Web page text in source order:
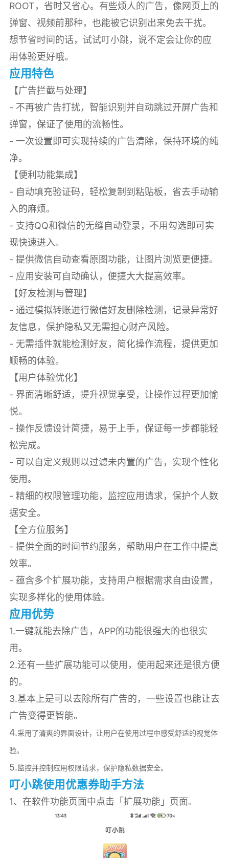
ROOT，省时又省心。有些烦人的广告，像网页上的
弹窗、视频前那种，也能被它识别出来免去干扰。
想节省时间的话，试试叮小跳，说不定会让你的应
用体验更好哦。
应用特色
【广告拦截与处理】
- 不再被广告打扰，智能识别并自动跳过开屏广告和
弹窗，保证了使用的流畅性。
- 一次设置即可实现持续的广告清除，保持环境的纯
净。
【便利功能集成】
- 自动填充验证码，轻松复制到粘贴板，省去手动输
入的麻烦。
- 支持QQ和微信的无缝自动登录，不用勾选即可实
现快速进入。
- 提供微信自动查看原图功能，让图片浏览更便捷。
- 应用安装可自动确认，便捷大大提高效率。
【好友检测与管理】
- 通过模拟转账进行微信好友删除检测，记录异常好
友信息，保护隐私又无需担心财产风险。
- 无需插件就能检测好友，简化操作流程，提供更加
顺畅的体验。
【用户体验优化】
- 界面清晰舒适，提升视觉享受，让操作过程更加愉
悦。
- 操作反馈设计简捷，易于上手，保证每一步都能轻
松完成。
- 可以自定义规则以过滤未内置的广告，实现个性化
使用。
- 精细的权限管理功能，监控应用请求，保护个人数
据安全。
【全方位服务】
- 提供全面的时间节约服务，帮助用户在工作中提高
效率。
- 蕴含多个扩展功能，支持用户根据需求自由设置，
实现多样化的使用体验。
应用优势
1.一键就能去除广告，APP的功能很强大的也很实
用。
2.还有一些扩展功能可以使用，使用起来还是很方便
的。
3.基本上是可以去除所有广告的，一些设置也能让去
广告变得更智能。
4.采用了清爽的界面设计，让用户在使用过程中感受舒适的视觉体
验。
5.监控并控制应用权限请求，保护隐私数据安全。
叮小跳使用优惠券助手方法
1、在软件功能页面中点击「扩展功能」页面。